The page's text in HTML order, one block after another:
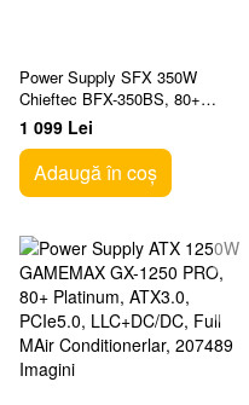
Power Supply SFX 350W
Chieftec BFX-350BS, 80+
Bronze, 90mm, Active PFC,
DC/DC
1 099 Lei
Adaugă în coș